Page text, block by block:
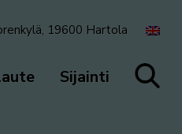
19600 Hartola
Sijainti